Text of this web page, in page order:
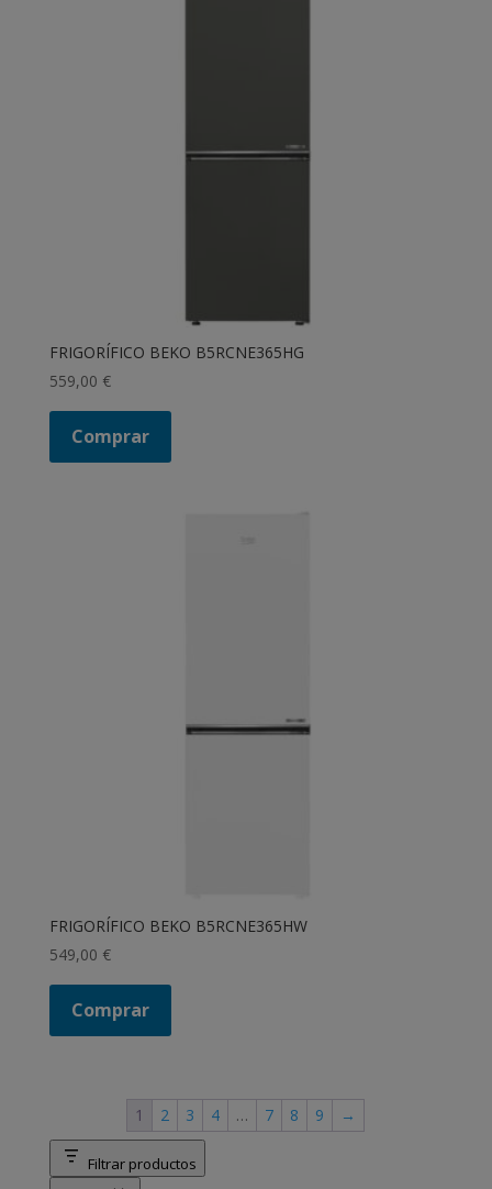
FRIGORÍFICO BEKO B5RCNE365HG
559,00 €
Comprar
FRIGORÍFICO BEKO B5RCNE365HW
549,00 €
Comprar
1 2 3 4 … 7 8 9 →
Filtrar productos